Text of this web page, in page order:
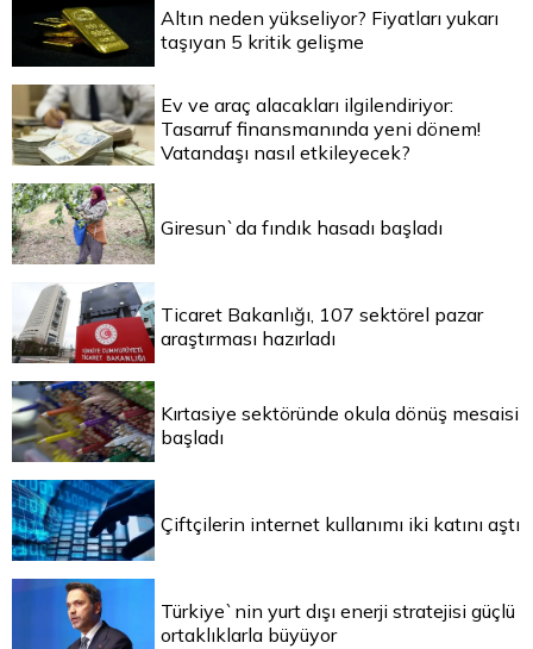
Altın neden yükseliyor? Fiyatları yukarı
taşıyan 5 kritik gelişme
Ev ve araç alacakları ilgilendiriyor:
Tasarruf finansmanında yeni dönem!
Vatandaşı nasıl etkileyecek?
Giresun`da fındık hasadı başladı
Ticaret Bakanlığı, 107 sektörel pazar
araştırması hazırladı
Kırtasiye sektöründe okula dönüş mesaisi
başladı
Çiftçilerin internet kullanımı iki katını aştı
Türkiye`nin yurt dışı enerji stratejisi güçlü
ortaklıklarla büyüyor